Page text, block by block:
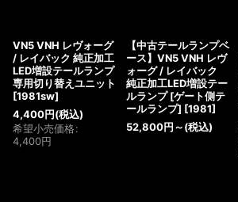
VN5 VNH レヴォーグ
/ レイバック 純正加工
LED増設テールランプ
専用切り替えユニット
[1981sw]
4,400円(税込)
希望小売価格:
4,400円
【中古テールランプベ
ース】VN5 VNH レヴ
ォーグ / レイバック
純正加工LED増設テー
ルランプ [ゲート側テ
ールランプ] [1981]
52,800円 ～ (税込)